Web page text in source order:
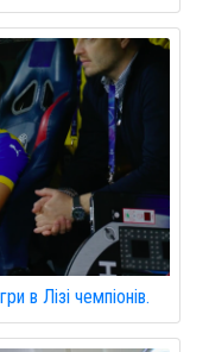
в Лізі чемпіонів.